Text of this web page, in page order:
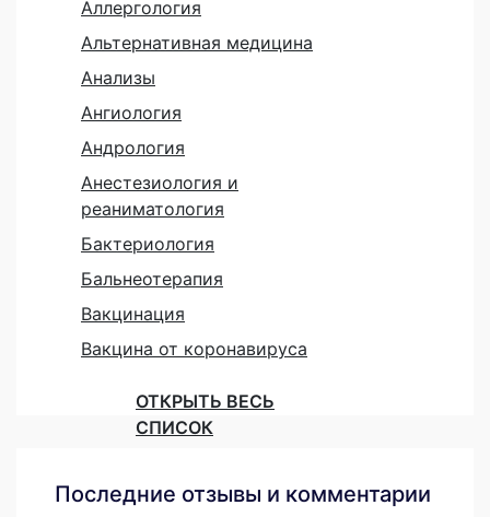
Аллергология
Альтернативная медицина
Анализы
Ангиология
Андрология
Анестезиология и
реаниматология
Бактериология
Бальнеотерапия
Вакцинация
Вакцина от коронавируса
ОТКРЫТЬ ВЕСЬ
СПИСОК
Последние отзывы и комментарии